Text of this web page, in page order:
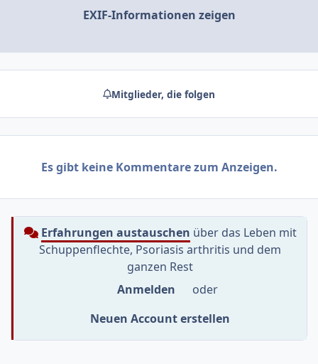
EXIF-Informationen zeigen
Mitglieder, die folgen
Es gibt keine Kommentare zum Anzeigen.
Erfahrungen austauschen über das Leben mit
Schuppenflechte, Psoriasis arthritis und dem
ganzen Rest
Anmelden
oder
Neuen Account erstellen